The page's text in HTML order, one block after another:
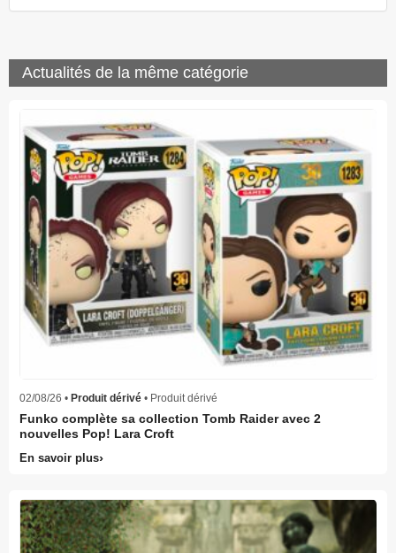
Actualités de la même catégorie
02/08/26 • Produit dérivé • Produit dérivé
Funko complète sa collection Tomb Raider avec 2
nouvelles Pop! Lara Croft
En savoir plus